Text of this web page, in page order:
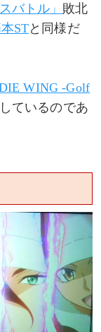
バトル」 敗北
STと同様だ
WING -Golf
ているのであ